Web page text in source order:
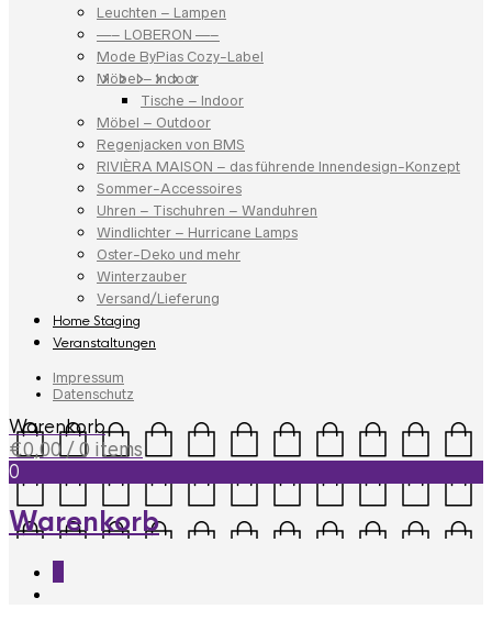
Leuchten – Lampen
—– LOBERON —–
Mode ByPias Cozy-Label
Möbel – Indoor
Tische – Indoor
Möbel – Outdoor
Regenjacken von BMS
RIVIÈRA MAISON – das führende Innendesign-Konzept
Sommer-Accessoires
Uhren – Tischuhren – Wanduhren
Windlichter – Hurricane Lamps
Oster-Deko und mehr
Winterzauber
Versand/Lieferung
Home Staging
Veranstaltungen
Impressum
Datenschutz
Warenkorb
€0,00 / 0 items
0
Warenkorb